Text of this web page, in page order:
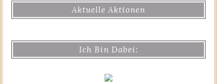
Aktuelle Aktionen
Ich Bin Dabei: